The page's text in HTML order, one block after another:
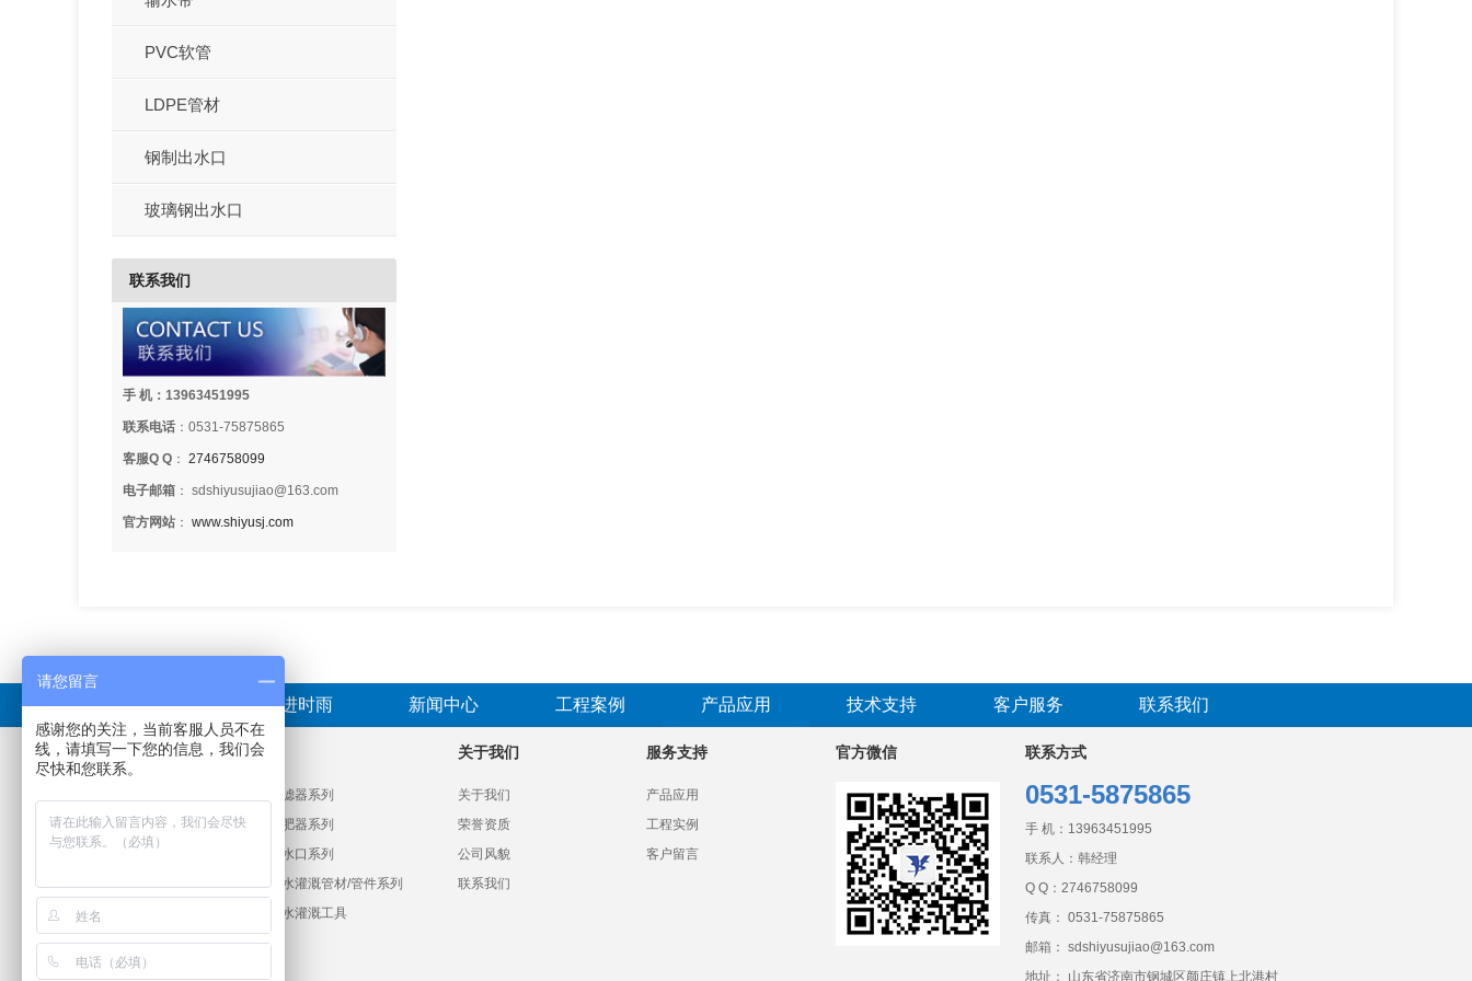
PVC软管
LDPE管材
钢制出水口
玻璃钢出水口
联系我们
手 机：13963451995
联系电话 ：0531-75875865
客服Q Q ： 2746758099
电子邮箱 ： sdshiyusujiao@163.com
官方网站 ： www.shiyusj.com
首页 走进时雨 新闻中心 工程案例 产品应用 技术支持 客户服务 联系我们
产品分类
HDPE给水管材管件系列
微喷喷灌系列
大田喷灌系列
过滤器系列
施肥器系列
出水口系列
节水灌溉管材/管件系列
节水灌溉工具
关于我们
关于我们
荣誉资质
公司风貌
联系我们
服务支持
产品应用
工程实例
客户留言
官方微信 联系方式
0531-5875865
手 机： 13963451995
联系人：韩经理
Q Q： 2746758099
传真： 0531-75875865
邮箱： sdshiyusujiao@163.com
地址： 山东省济南市钢城区颜庄镇上北港村
请您留言
感谢您的关注，当前客服人员不在
线，请填写一下您的信息，我们会
尽快和您联系。